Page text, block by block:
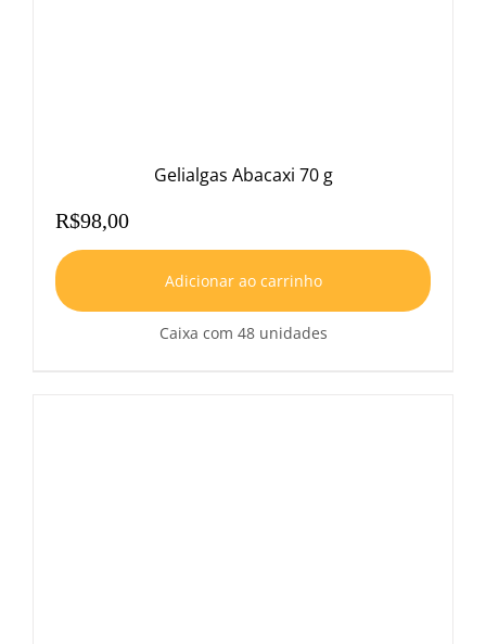
Gelialgas Abacaxi 70 g
Caixa com 48 unidades
R$98,00
Adicionar ao carrinho